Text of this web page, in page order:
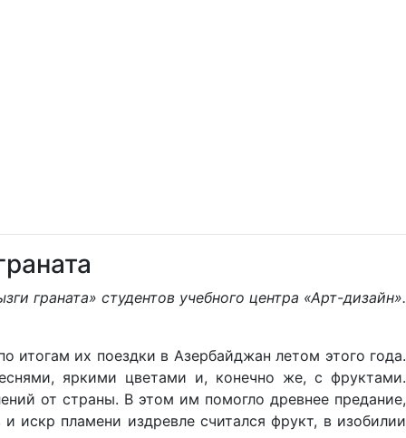
граната» студентов учебного центра «Арт-дизайн».
итогам их поездки в Азербайджан летом этого года.
яркими цветами и, конечно же, с фруктами.
от страны. В этом им помогло древнее предание,
искр пламени издревле считался фрукт, в изобилии